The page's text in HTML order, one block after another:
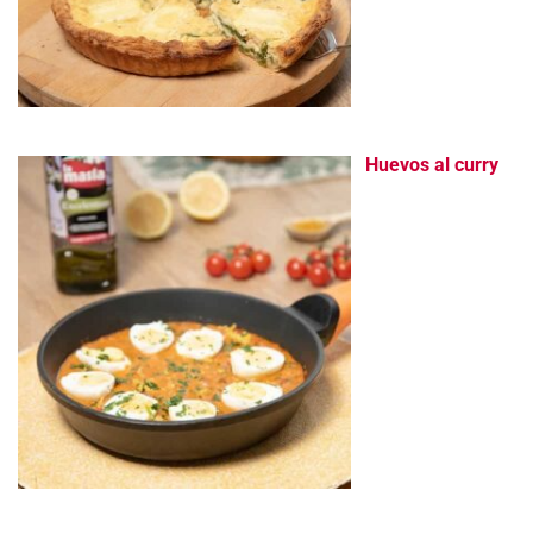
Huevos al curry